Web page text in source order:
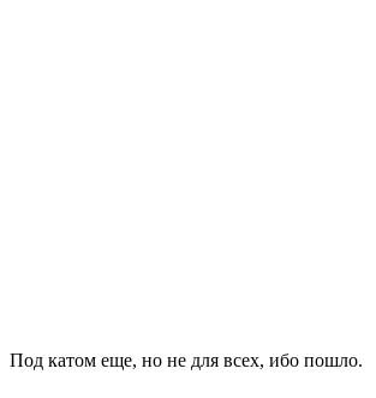
Под катом еще, но не для всех, ибо пошло.